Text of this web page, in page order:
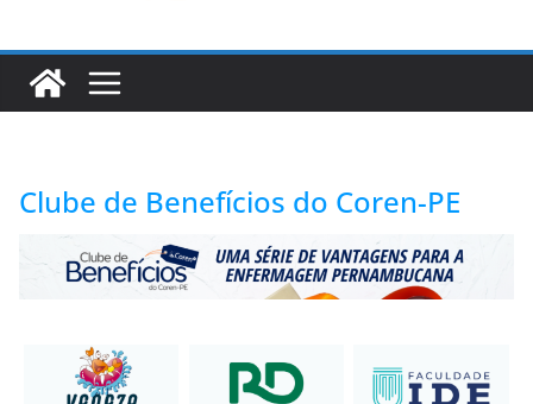
Clube de Benefícios do Coren-PE